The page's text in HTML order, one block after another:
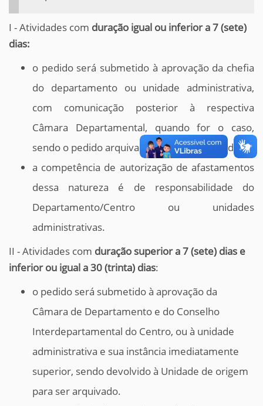
I - Atividades com duração igual ou inferior a 7 (sete)
dias:
o pedido será submetido à aprovação da chefia
do departamento ou unidade administrativa,
com comunicação posterior à respectiva
Câmara Departamental, quando for o caso,
sendo o pedido arquivado na própria unidade.
a competência de autorização de afastamentos
dessa natureza é de responsabilidade do
Departamento/Centro ou unidades
administrativas.
II -Atividades com duração superior a 7 (sete) dias e
inferior ou igual a 30 (trinta) dias:
o pedido será submetido à aprovação da
Câmara de Departamento e do Conselho
Interdepartamental do Centro, ou à unidade
administrativa e sua instância imediatamente
superior, sendo devolvido à Unidade de origem
para ser arquivado.